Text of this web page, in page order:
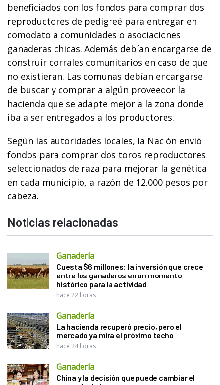
beneficiados con los fondos para comprar dos
reproductores de pedigreé para entregar en
comodato a comunidades o asociaciones
ganaderas chicas. Además debían encargarse de
construir corrales comunitarios en caso de que
no existieran. Las comunas debían encargarse
de buscar y comprar a algún proveedor la
hacienda que se adapte mejor a la zona donde
iba a ser entregados a los productores.
Según las autoridades locales, la Nación envió
fondos para comprar dos toros reproductores
seleccionados de raza para mejorar la genética
en cada municipio, a razón de 12.000 pesos por
cabeza.
Noticias relacionadas
Ganadería
Cuesta $6 millones: la inversión que crece
entre los ganaderos en un momento
histórico para la actividad
hace 22 horas
Ganadería
La hacienda recuperó precio, pero el
mercado ya mira el próximo techo
hace 24 horas
Ganadería
China y la decisión que puede cambiar el